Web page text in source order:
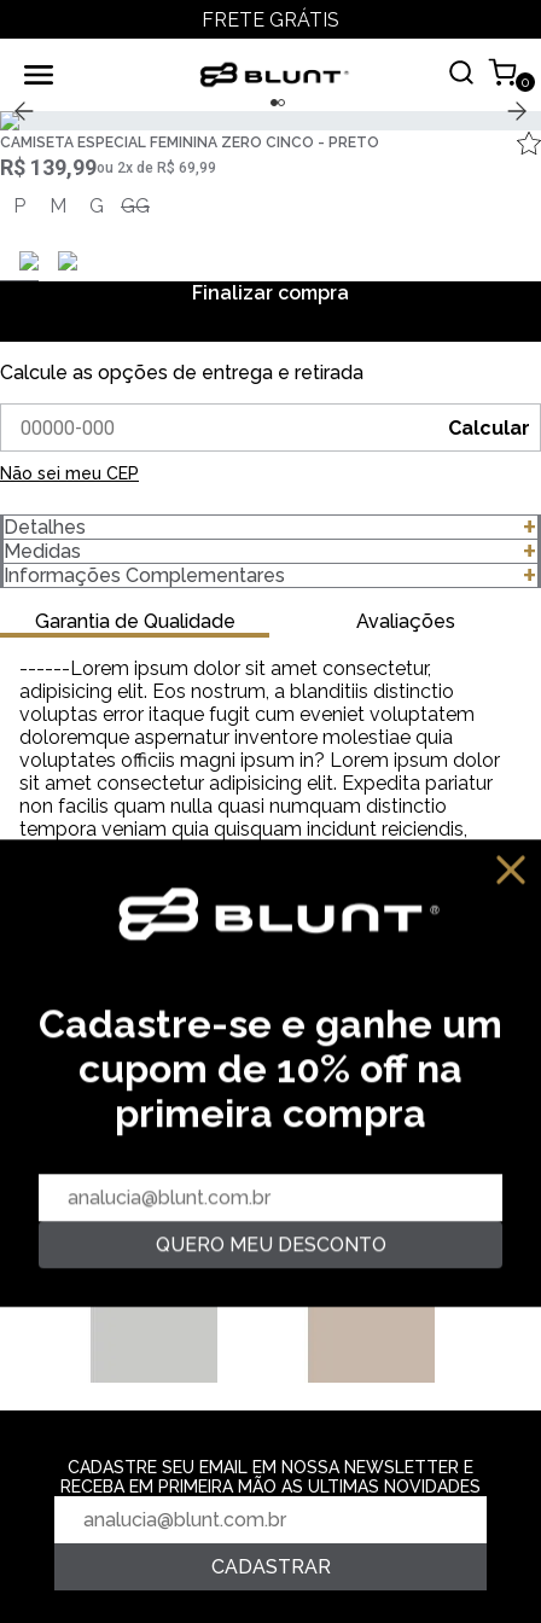
FRETE GRÁTIS
0
CAMISETA ESPECIAL FEMININA ZERO CINCO - PRETO
R$ 139,99ou 2x de R$ 69,99
P M G GG
Finalizar compra
Calcule as opções de entrega e retirada
Calcular
Não sei meu CEP
Detalhes
- Camiseta Esoecial Dry
- 100% Poliester
- Gola canelada em dry 2X1 com elastano
- Gramatura 190 g/m²
Importante saber:
-As cores podem ter algumas variações de acordo com o
monitor ou dispositivo que está utilizando.
Medidas
clique para abrir as medidas
Informações Complementares
Garantia de Qualidade
------Lorem ipsum dolor sit amet consectetur,
adipisicing elit. Eos nostrum, a blanditiis distinctio
voluptas error itaque fugit cum eveniet voluptatem
doloremque aspernatur inventore molestiae quia
voluptates officiis magni ipsum in? Lorem ipsum dolor
sit amet consectetur adipisicing elit. Expedita pariatur
non facilis quam nulla quasi numquam distinctio
tempora veniam quia quisquam incidunt reiciendis,
saepe neque unde labore illum dolor provident. Lorem
distinctio adipisci hic molestiae, amet quibusdam
cupiditate inventore fugit eveniet aliquam similique
praesentium debitis ab necessitatibus, dolorem
Avaliações
VOCÊ PODE GOSTAR
Cadastre-se e ganhe um
cupom de 10% off na
primeira compra
QUERO MEU DESCONTO
CADASTRE SEU EMAIL EM NOSSA NEWSLETTER E
RECEBA EM PRIMEIRA MÃO AS ULTIMAS NOVIDADES
CADASTRAR